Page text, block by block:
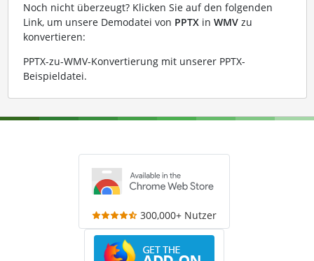
Noch nicht überzeugt? Klicken Sie auf den folgenden
Link, um unsere Demodatei von PPTXin WMVzu
konvertieren:
PPTX-zu-WMV-Konvertierung mit unserer PPTX-
Beispieldatei.
300,000+ Nutzer